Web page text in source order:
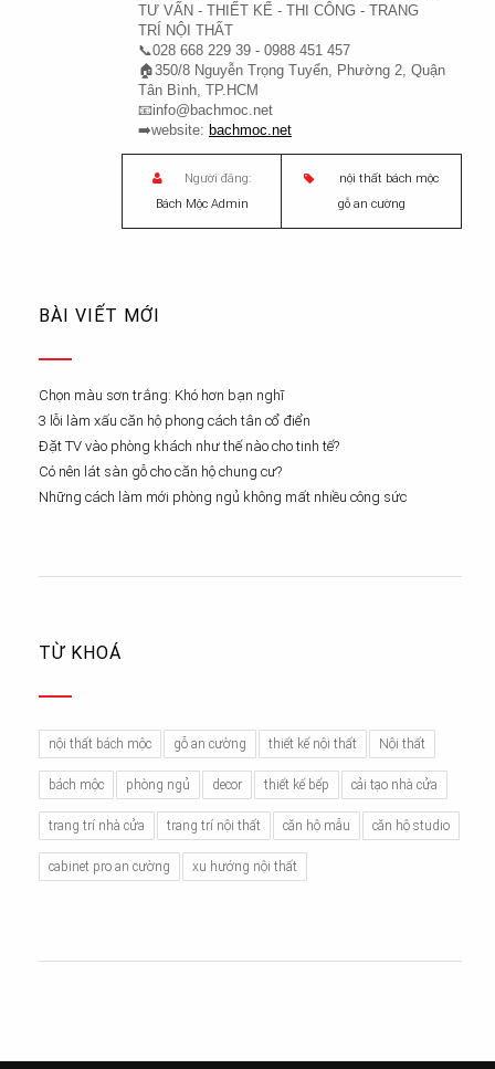
TƯ VẤN - THIẾT KẾ - THI CÔNG - TRANG
TRÍ NỘI THẤT
📞028 668 229 39 - 0988 451 457
🏠350/8 Nguyễn Trọng Tuyển, Phường 2, Quận
Tân Bình, TP.HCM
📧info@bachmoc.net
➡️website: bachmoc.net
Người đăng:
Bách Mộc Admin
nội thất bách mộc
gỗ an cường
BÀI VIẾT MỚI
Chọn màu sơn trắng: Khó hơn bạn nghĩ
3 lỗi làm xấu căn hộ phong cách tân cổ điển
Đặt TV vào phòng khách như thế nào cho tinh tế?
Có nên lát sàn gỗ cho căn hộ chung cư?
Những cách làm mới phòng ngủ không mất nhiều công sức
TỪ KHOÁ
nội thất bách mộc gỗ an cường thiết kế nội thất Nội thất
bách mộc phòng ngủ decor thiết kế bếp cải tạo nhà cửa
trang trí nhà cửa trang trí nội thất căn hộ mẫu căn hộ studio
cabinet pro an cường xu hướng nội thất